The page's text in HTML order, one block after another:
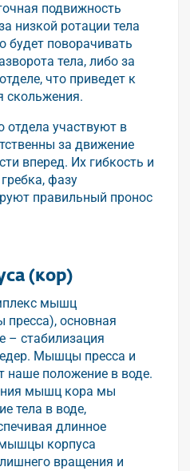
подвижность
низкой ротации тела
будет поворачивать
тела, либо за
что приведет к
скольжения.
участвуют в
за движение
вперед. Их гибкость и
фазу
правильный пронос
(кор)
мышц
основная
– стабилизация
Мышцы пресса и
наше положение в воде.
мышц кора мы
тела в воде,
длинное
корпуса
вращения и